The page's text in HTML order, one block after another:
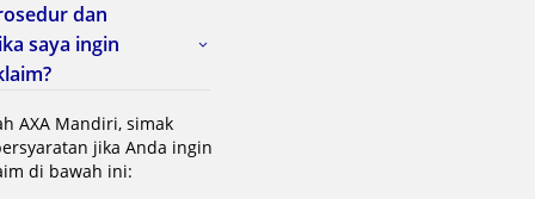
dan
saya ingin
AXA Mandiri, simak
jika Anda ingin
di bawah ini: